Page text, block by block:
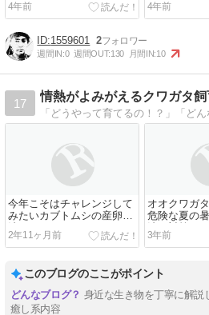
4年前 4年前
1559601 2
週間IN:0 週間OUT:130 月間IN:10
17
情熱がよみがえるクワガタ
今年こそはチャレンジして
みたいカブトムシの産卵方
法
2年11ヶ月前
オオクワガ
危険な夏の
法と対策
3年前
このブログのここがポイント
身近な生き物を丁寧に解説
癒し系内容